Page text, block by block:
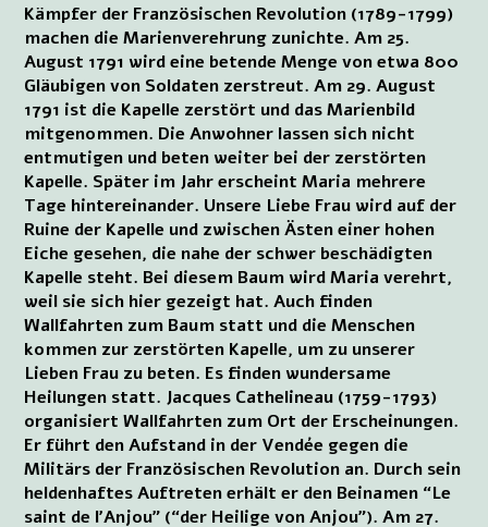
Kämpfer der Französischen Revolution (1789-1799)
machen die Marienverehrung zunichte. Am 25.
August 1791 wird eine betende Menge von etwa 800
Gläubigen von Soldaten zerstreut. Am 29. August
1791 ist die Kapelle zerstört und das Marienbild
mitgenommen. Die Anwohner lassen sich nicht
entmutigen und beten weiter bei der zerstörten
Kapelle. Später im Jahr erscheint Maria mehrere
Tage hintereinander. Unsere Liebe Frau wird auf der
Ruine der Kapelle und zwischen Ästen einer hohen
Eiche gesehen, die nahe der schwer beschädigten
Kapelle steht. Bei diesem Baum wird Maria verehrt,
weil sie sich hier gezeigt hat. Auch finden
Wallfahrten zum Baum statt und die Menschen
kommen zur zerstörten Kapelle, um zu unserer
Lieben Frau zu beten. Es finden wundersame
Heilungen statt. Jacques Cathelineau (1759-1793)
organisiert Wallfahrten zum Ort der Erscheinungen.
Er führt den Aufstand in der Vendée gegen die
Militärs der Französischen Revolution an. Durch sein
heldenhaftes Auftreten erhält er den Beinamen “Le
saint de l’Anjou” (“der Heilige von Anjou”). Am 27.